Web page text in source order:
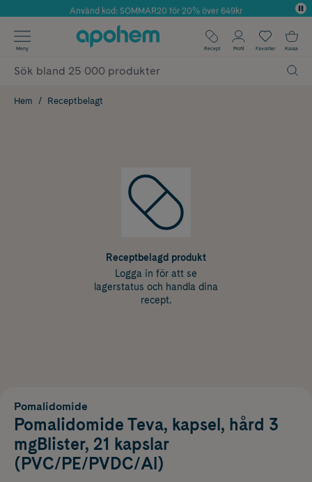
Årets Butik 2025 inom Skönhet
Använd kod: SOMMAR20 för 20% över 649kr
✓ Fri frakt
✓ Poäng på alla köp*
Meny Recept Profil Favoriter Kassa
Hem Receptbelagt
Receptbelagd produkt
Logga in för att se
lagerstatus och handla dina
recept.
Pomalidomide
Pomalidomide Teva, kapsel, hård 3
mgBlister, 21 kapslar
(PVC/PE/PVDC/Al)